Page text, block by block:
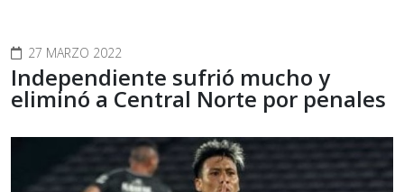
27 MARZO 2022
Independiente sufrió mucho y
eliminó a Central Norte por penales